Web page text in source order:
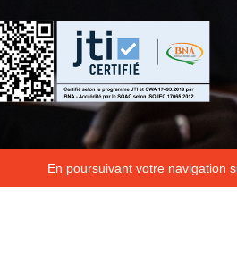
En poursuivant votre navigation